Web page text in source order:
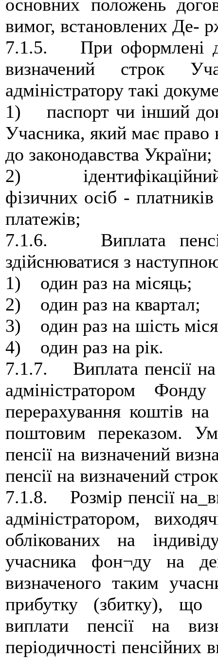
основних положень
вимог, встановлених Де-
7.1.5. При оформлені
визначений строк
адміністратору такі
1) паспорт чи інший
Учасника, який має право
до законодавства України;
2) ідентифікаційний
фізичних осіб -
платежів;
7.1.6. Виплата
здійснюватися з
1) один раз на місяць;
2) один раз на квартал;
3) один раз на шість
4) один раз на рік.
7.1.7. Виплата пенсії на
адміністратором
перерахування коштів
поштовим переказом.
пенсії на визначений
пенсії на визначений
7.1.8. Розмір пенсії
адміністратором,
облікованих на
учасника фон¬ду на
визначеного таким
прибутку (збитку), що
виплати пенсії на
періодичності пенсійних